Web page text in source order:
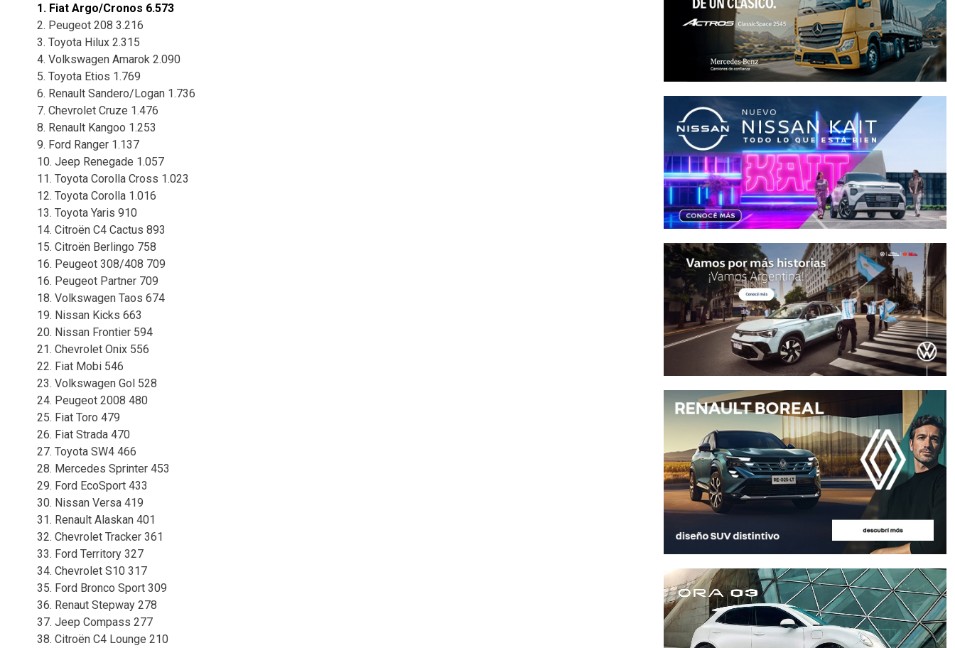
1. Fiat Argo/Cronos 6.573
2. Peugeot 208 3.216
3. Toyota Hilux 2.315
4. Volkswagen Amarok 2.090
5. Toyota Etios 1.769
6. Renault Sandero/Logan 1.736
7. Chevrolet Cruze 1.476
8. Renault Kangoo 1.253
9. Ford Ranger 1.137
10. Jeep Renegade 1.057
11. Toyota Corolla Cross 1.023
12. Toyota Corolla 1.016
13. Toyota Yaris 910
14. Citroën C4 Cactus 893
15. Citroën Berlingo 758
16. Peugeot 308/408 709
16. Peugeot Partner 709
18. Volkswagen Taos 674
19. Nissan Kicks 663
20. Nissan Frontier 594
21. Chevrolet Onix 556
22. Fiat Mobi 546
23. Volkswagen Gol 528
24. Peugeot 2008 480
25. Fiat Toro 479
26. Fiat Strada 470
27. Toyota SW4 466
28. Mercedes Sprinter 453
29. Ford EcoSport 433
30. Nissan Versa 419
31. Renault Alaskan 401
32. Chevrolet Tracker 361
33. Ford Territory 327
34. Chevrolet S10 317
35. Ford Bronco Sport 309
36. Renaut Stepway 278
37. Jeep Compass 277
38. Citroën C4 Lounge 210